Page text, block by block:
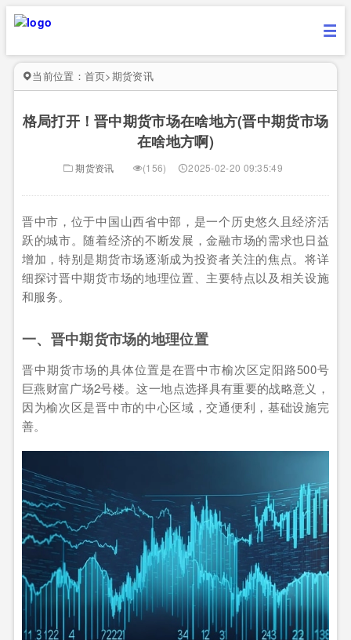
当前位置： 首页>期货资讯
格局打开！晋中期货市场在啥地方(晋中期货市场
在啥地方啊)
期货资讯 (156) 2025-02-20 09:35:49
晋中市，位于中国山西省中部，是一个历史悠久且经济活
跃的城市。随着经济的不断发展，金融市场的需求也日益
增加，特别是期货市场逐渐成为投资者关注的焦点。将详
细探讨晋中期货市场的地理位置、主要特点以及相关设施
和服务。
一、晋中期货市场的地理位置
晋中期货市场的具体位置是在晋中市榆次区定阳路500号
巨燕财富广场2号楼。这一地点选择具有重要的战略意义，
因为榆次区是晋中市的中心区域，交通便利，基础设施完
善。